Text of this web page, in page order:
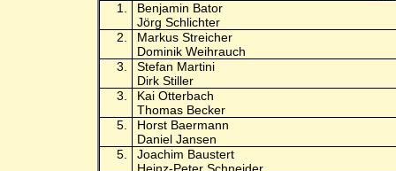
1.
Benjamin Bator
Jörg Schlichter
2.
Markus Streicher
Dominik Weihrauch
3.
Stefan Martini
Dirk Stiller
3.
Kai Otterbach
Thomas Becker
5.
Horst Baermann
Daniel Jansen
5.
Joachim Baustert